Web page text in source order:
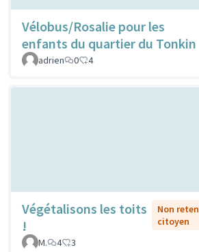
Vélobus/Rosalie pour les
enfants du quartier du Tonkin
adrien
0 4
Végétalisons les toits
!
Non
citoyen
M.
4 3